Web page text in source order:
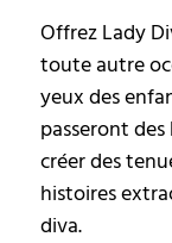
Offrez Lady
toute autre
yeux des
passeront des
créer des
histoires
diva.